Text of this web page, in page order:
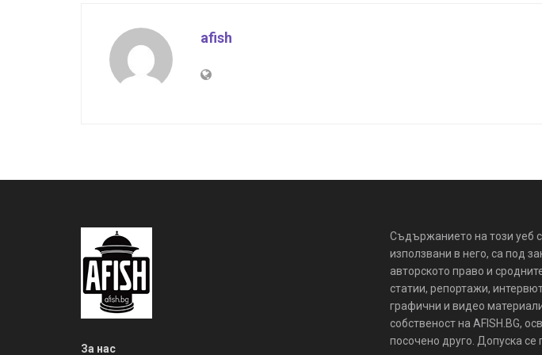
afish
За нас
Съдържанието на този уеб
използвани в него, са под
авторското право и
статии, репортажи,
графични и видео
собственост на AFISH.BG,
посочено друго. Допуска се